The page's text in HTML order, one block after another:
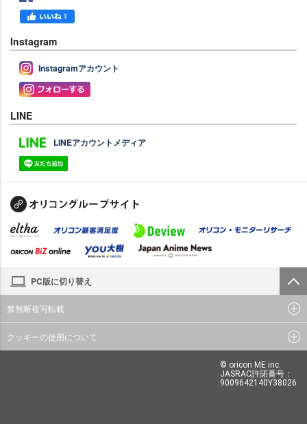
Instagram
Instagramアカウント
LINE
LINEアカウントメディア
PC版に切り替え
禁無断複写転載
クッキーの使用について
© oricon ME inc.
JASRAC許諾番号：
9009642140Y38026